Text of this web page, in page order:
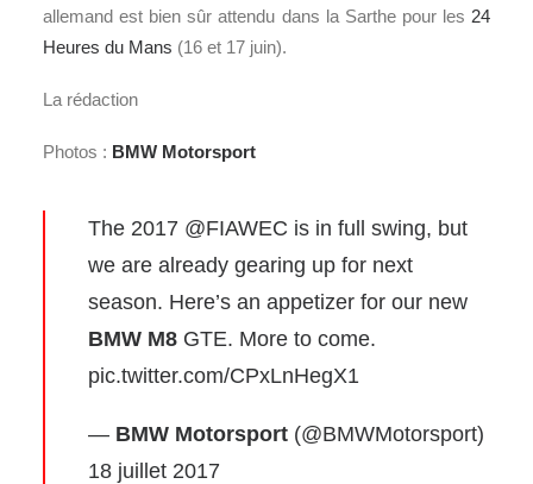
allemand est bien sûr attendu dans la Sarthe pour les 24
Heures du Mans (16 et 17 juin).
La rédaction
Photos : BMW Motorsport
The 2017 @FIAWEC is in full swing, but
we are already gearing up for next
season. Here’s an appetizer for our new
BMW M8 GTE. More to come.
pic.twitter.com/CPxLnHegX1
— BMW Motorsport (@BMWMotorsport)
18 juillet 2017